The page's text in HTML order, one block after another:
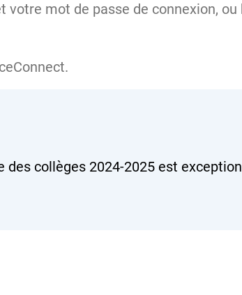
mot de passe de connexion,
.
des collèges 2024-2025 est